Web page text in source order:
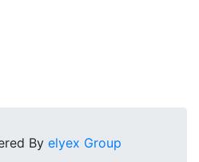
By elyex Group